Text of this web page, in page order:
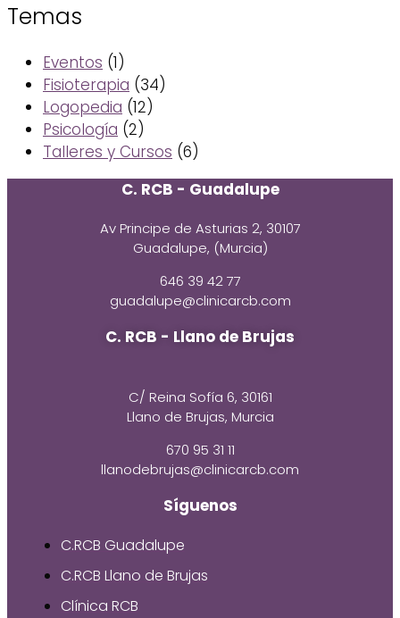
Temas
Eventos (1)
Fisioterapia (34)
Logopedia (12)
Psicología (2)
Talleres y Cursos (6)
C. RCB - Guadalupe
Av Principe de Asturias 2, 30107
Guadalupe, (Murcia)
646 39 42 77
guadalupe@clinicarcb.com
C. RCB - Llano de Brujas
C/ Reina Sofía 6, 30161
Llano de Brujas, Murcia
670 95 31 11
llanodebrujas@clinicarcb.com
Síguenos
C.RCB Guadalupe
C.RCB Llano de Brujas
Clínica RCB